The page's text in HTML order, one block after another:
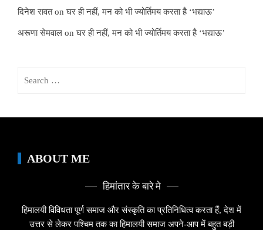
दिनेश रावतonघर ही नहीं, मन को भी ज्योर्तिमय करता है ‘भद्याऊ’
अरूणा सेमवाल onघर ही नहीं, मन को भी ज्योर्तिमय करता है ‘भद्याऊ’
ABOUT ME
हिमांतार के बारे मे
हिमालयी विविधता पूर्ण समाज और संस्कृति का प्रतिनिधित्व करता हैं, देश में
उत्तर से लेकर पश्चिम तक का हिमालयी समाज अपने-आप में बहुत बड़ी